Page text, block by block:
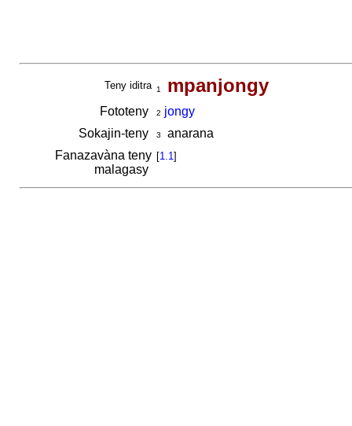
Teny iditra 1 mpanjongy
Fototeny 2 jongy
Sokajin-teny
3
anarana
Fanazavàna teny
malagasy
[1.1]